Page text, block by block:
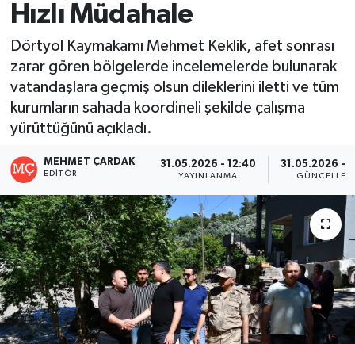
Hızlı Müdahale
Dörtyol Kaymakamı Mehmet Keklik, afet sonrası
zarar gören bölgelerde incelemelerde bulunarak
vatandaşlara geçmiş olsun dileklerini iletti ve tüm
kurumların sahada koordineli şekilde çalışma
yürüttüğünü açıkladı.
MEHMET ÇARDAK
EDITÖR
31.05.2026 - 12:40
YAYINLANMA
31.05.2026 -
RESMİ İLANLAR
Haber Arşivi